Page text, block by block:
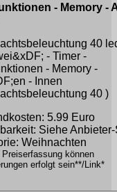
- Memory -
40
- Timer -
- Memory -
- Innen
40 )
5.99 Euro
Siehe
Weihnachten
können
erfolgt sein**/Link*